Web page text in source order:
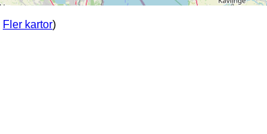
Fler kartor)